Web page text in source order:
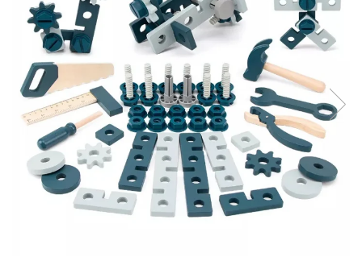
Tablite educative